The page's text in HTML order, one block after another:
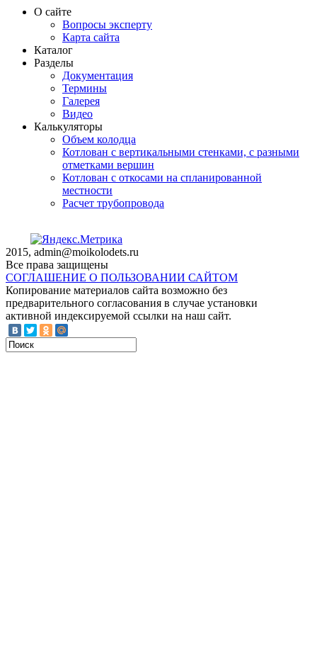
О сайте
Вопросы эксперту
Карта сайта
Каталог
Разделы
Документация
Термины
Галерея
Видео
Калькуляторы
Объем колодца
Котлован с вертикальными стенками, с разными
отметками вершин
Котлован с откосами на спланированной
местности
Расчет трубопровода
2015, admin@moikolodets.ru
Все права защищены
СОГЛАШЕНИЕ О ПОЛЬЗОВАНИИ САЙТОМ
Копирование материалов сайта возможно без
предварительного согласования в случае установки
активной индексируемой ссылки на наш сайт.